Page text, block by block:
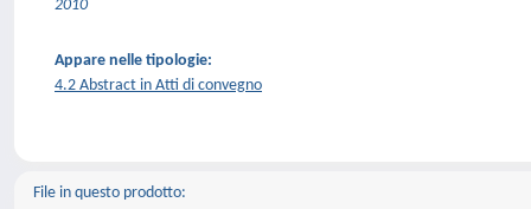
2010
Appare nelle tipologie:
4.2 Abstract in Atti di convegno
File in questo prodotto: